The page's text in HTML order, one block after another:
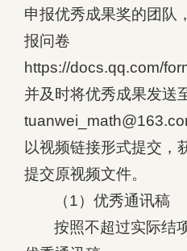
申报优秀成果奖的团队
报问卷
https://docs.qq.com/
并及时将优秀成果发送
以视频链接形式提交，
提交原视频文件。
（1）优秀通讯稿
按照不超过实际结